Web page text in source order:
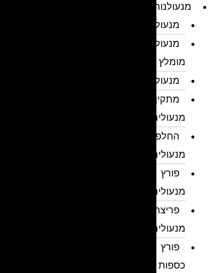
מנעולנות
מנעולן
מנעולן
מומלץ
מנעולנים
מתקין
מנעולים
החלפת
מנעולים
פורץ
מנעולים
פריצת
מנעולים
פורץ
כספות